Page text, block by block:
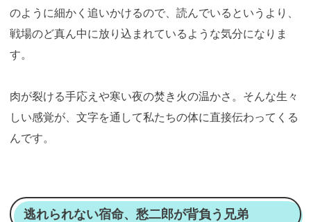
のように細かく追いかけるので、読んでいるというより、
戦場のど真ん中に放り込まれているような気分になりま
す。
肉が裂ける手応えや寒い夜の焚き火の温かさ。そんな生々
しい感覚が、文字を通して私たちの体に直接伝わってくる
んです。
逃れられない宿命、愁二郎が背負う兄弟